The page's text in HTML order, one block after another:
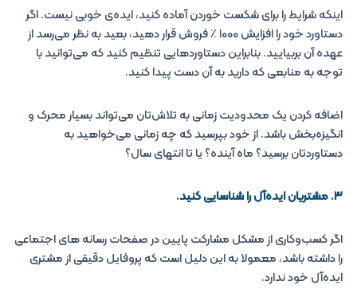
اینکه شرایط را برای شکست خوردن آماده کنید، ایده‌ی خوبی نیست. اگر
دستاورد خود را افزایش ۱۰۰۰ ٪ فروش قرار دهید، بعید به نظر می‌رسد از
عهده آن بربیایید. بنابراین دستاوردهایی تنظیم کنید که می‌توانید با
توجه به منابعی که دارید به آن دست پیدا کنید.
اضافه کردن یک محدودیت زمانی به تلاش‌تان می‌تواند بسیار محرک و
انگیزه‌بخش باشد. از خود بپرسید که چه زمانی می‌خواهید به
دستاوردتان برسید؟ ماه آینده؟ یا تا انتهای سال؟
۳. مشتریان ایده‌آل را شناسایی کنید.
اگر کسب‌وکاری از مشکل مشارکت پایین در صفحات رسانه های اجتماعی
را داشته باشد، معمولا به این دلیل است که پروفایل دقیقی از مشتری
ایده‌آل خود ندارد.